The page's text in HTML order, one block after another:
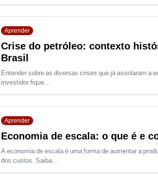
Aprender
Crise do petróleo: contexto
Brasil
Entender sobre as diversas crises que já assolaram a
investidor fique...
Aprender
Economia de escala: o que é e
A economia de escala é uma forma de aumentar a
dos custos. Saiba...